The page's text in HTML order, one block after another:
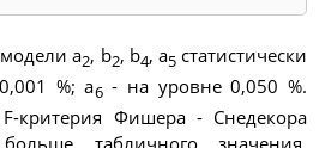
a2, b2, b4, a5 статистически
%; a6 - на уровне 0,050 %.
критерия Фишера - Снедекора
табличного значения.